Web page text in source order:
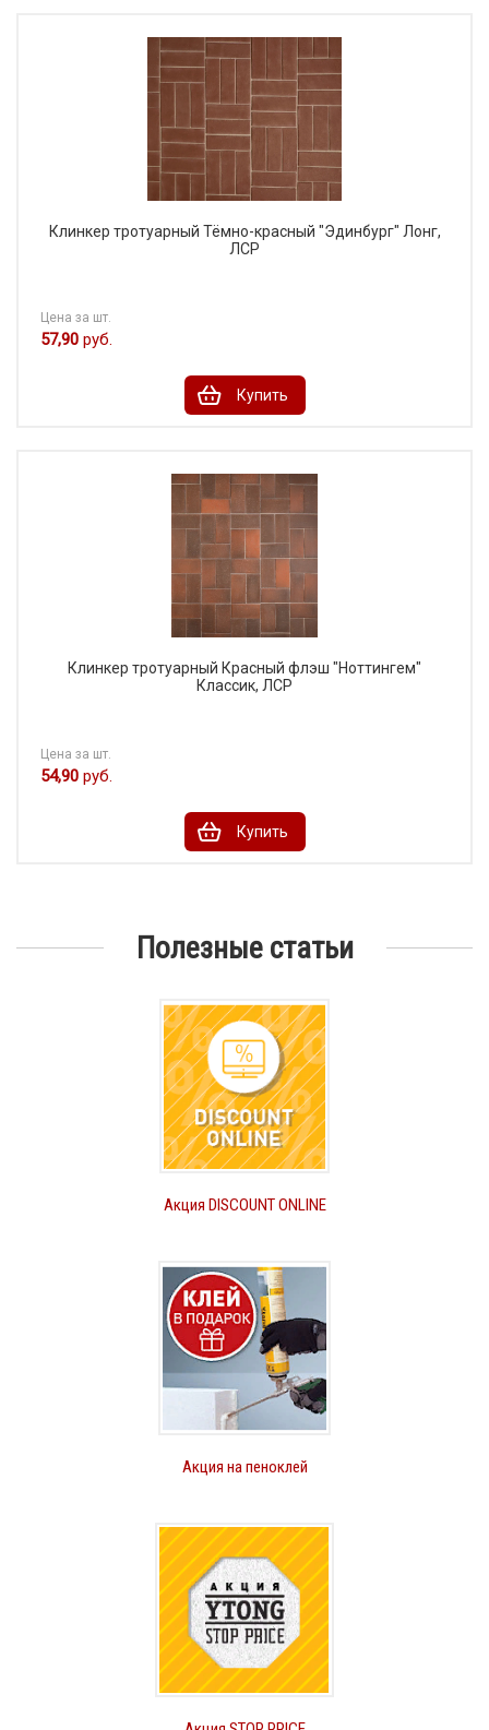
Клинкер тротуарный Тёмно-красный "Эдинбург" Лонг,
ЛСР
Цена за шт.
57,90 руб.
Купить
Клинкер тротуарный Красный флэш "Ноттингем"
Классик, ЛСР
Цена за шт.
54,90 руб.
Купить
Полезные статьи
Акция DISCOUNT ONLINE
Акция на пеноклей